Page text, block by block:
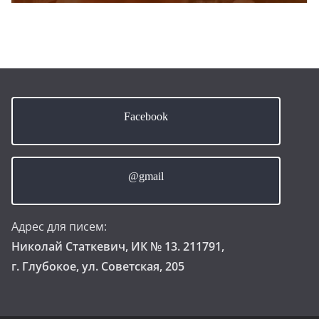
Facebook
@gmail
Адрес для писем:
Николай Статкевич, ИК № 13. 211791,
г. Глубокое, ул. Советская, 205